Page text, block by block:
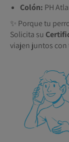
Colón: PH
✨ Porque tu
Solicita su
viajen juntos